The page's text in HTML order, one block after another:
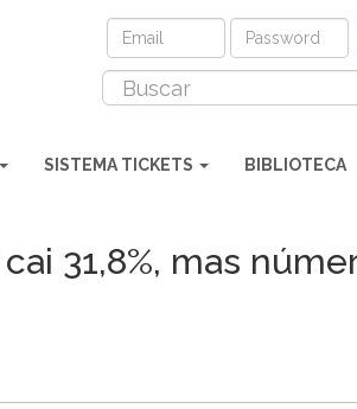
SISTEMA TICKETS BIBLIOTECA
31,8%, mas